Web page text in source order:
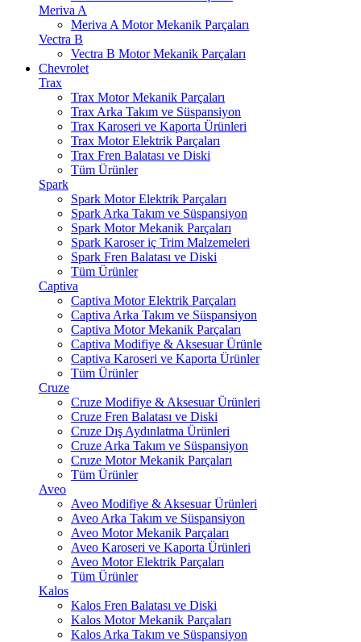
Meriva A
Meriva A Motor Mekanik Parçaları
Vectra B
Vectra B Motor Mekanik Parçaları
Chevrolet
Trax
Trax Motor Mekanik Parçaları
Trax Arka Takım ve Süspansiyon
Trax Karoseri ve Kaporta Ürünleri
Trax Motor Elektrik Parçaları
Trax Fren Balatası ve Diski
Tüm Ürünler
Spark
Spark Motor Elektrik Parçaları
Spark Arka Takım ve Süspansiyon
Spark Motor Mekanik Parçaları
Spark Karoser iç Trim Malzemeleri
Spark Fren Balatası ve Diski
Tüm Ürünler
Captiva
Captiva Motor Elektrik Parçaları
Captiva Arka Takım ve Süspansiyon
Captiva Motor Mekanik Parçaları
Captiva Modifiye & Aksesuar Ürünle
Captiva Karoseri ve Kaporta Ürünler
Tüm Ürünler
Cruze
Cruze Modifiye & Aksesuar Ürünleri
Cruze Fren Balatası ve Diski
Cruze Dış Aydınlatma Ürünleri
Cruze Arka Takım ve Süspansiyon
Cruze Motor Mekanik Parçaları
Tüm Ürünler
Aveo
Aveo Modifiye & Aksesuar Ürünleri
Aveo Arka Takım ve Süspansiyon
Aveo Motor Mekanik Parçaları
Aveo Karoseri ve Kaporta Ürünleri
Aveo Motor Elektrik Parçaları
Tüm Ürünler
Kalos
Kalos Fren Balatası ve Diski
Kalos Motor Mekanik Parçaları
Kalos Arka Takım ve Süspansiyon